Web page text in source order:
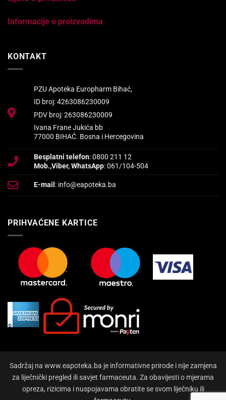
Informacije o proizvodima
KONTAKT
PZU Apoteka Europharm Bihać,
ID broj: 4263086230009
PDV broj: 263086230009
Ivana Frane Jukića bb
77000 BIHAĆ. Bosna i Hercegovina
Besplatni telefon: 0800 211 12
Mob.,Viber, WhatsApp: 061/104-504
E-mail : info@eapoteka.ba
PRIHVAĆENE KARTICE
Sadržaj na www.eapoteka.ba je informativne prirode i nije zamjena
za liječnički pregled ili savjet farmaceuta. Za obavijesti o mjerama
opreza, rizicima i nuspojavama obratite se svom liječniku ili